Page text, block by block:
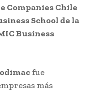
Companies Chile
School de la
Business
fue
más